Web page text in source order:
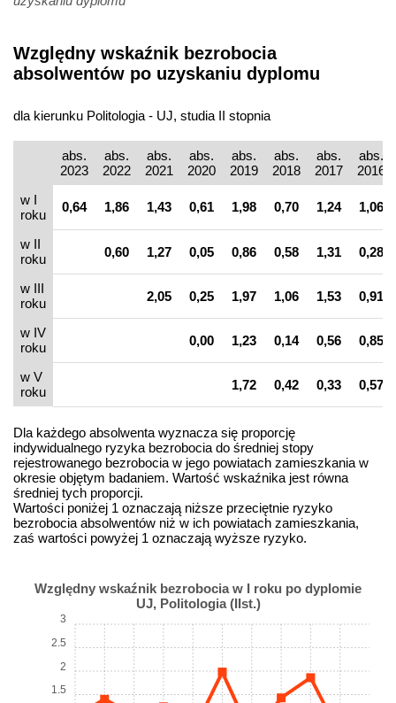
Względny wskaźnik bezrobocia
absolwentów po uzyskaniu dyplomu
dla kierunku Politologia - UJ, studia II stopnia
abs.
2023
abs.
2022
abs.
2021
abs.
2020
abs.
2019
abs.
2018
abs.
2017
abs.
2016
w I
roku
0,64 1,86 1,43 0,61 1,98 0,70 1,24 1,06
w II
roku
0,60 1,27 0,05 0,86 0,58 1,31 0,28
w III
roku
2,05 0,25 1,97 1,06 1,53 0,91
w IV
roku
0,00 1,23 0,14 0,56 0,85
w V
roku
1,72 0,42 0,33 0,57
Dla każdego absolwenta wyznacza się proporcję
indywidualnego ryzyka bezrobocia do średniej stopy
rejestrowanego bezrobocia w jego powiatach zamieszkania w
okresie objętym badaniem. Wartość wskaźnika jest równa
średniej tych proporcji.
Wartości poniżej 1 oznaczają niższe przeciętnie ryzyko
bezrobocia absolwentów niż w ich powiatach zamieszkania,
zaś wartości powyżej 1 oznaczają wyższe ryzyko.
Względny wskaźnik bezrobocia w I roku po dyplomie
UJ, Politologia (IIst.)
1.5
2
2.5
3